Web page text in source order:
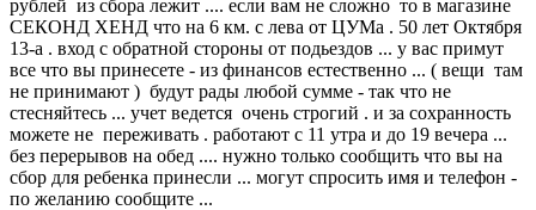
рублей из сбора лежит .... если вам не сложно то в магазине
СЕКОНД ХЕНД что на 6 км. с лева от ЦУМа . 50 лет Октября
13-а . вход с обратной стороны от подьездов ... у вас примут
все что вы принесете - из финансов естественно ... ( вещи там
не принимают ) будут рады любой сумме - так что не
стесняйтесь ... учет ведется очень строгий . и за сохранность
можете не переживать . работают с 11 утра и до 19 вечера ...
без перерывов на обед .... нужно только сообщить что вы на
сбор для ребенка принесли ... могут спросить имя и телефон -
по желанию сообщите ...